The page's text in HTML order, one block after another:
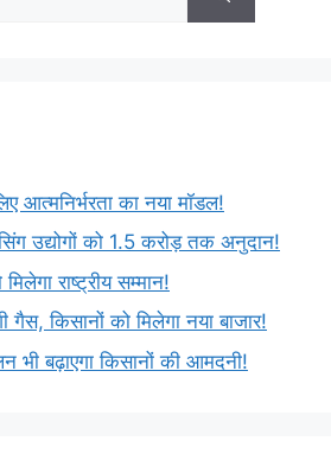
आत्मनिर्भरता का नया मॉडल!
उद्योगों को 1.5 करोड़ तक अनुदान!
राष्ट्रीय सम्मान!
गैस, किसानों को मिलेगा नया बाजार!
भी बढ़ाएगा किसानों की आमदनी!